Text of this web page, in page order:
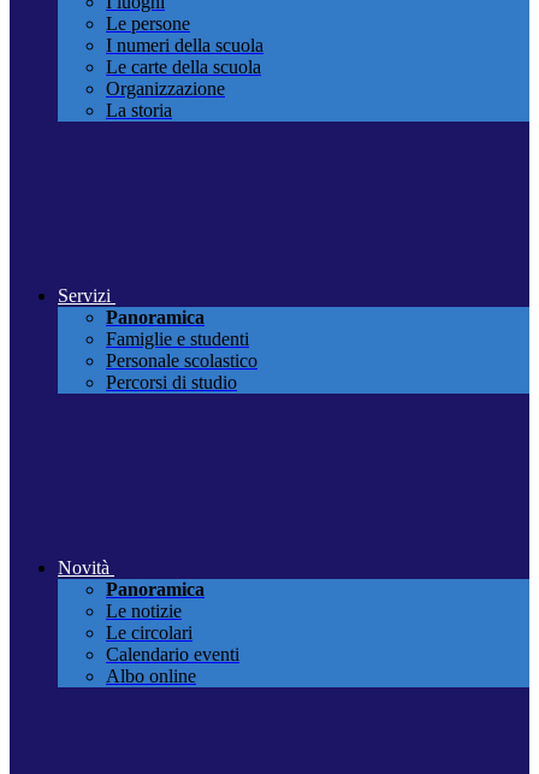
Le persone
I numeri della scuola
Le carte della scuola
Organizzazione
La storia
Servizi
Panoramica
Famiglie e studenti
Personale scolastico
Percorsi di studio
Novità
Panoramica
Le notizie
Le circolari
Calendario eventi
Albo online